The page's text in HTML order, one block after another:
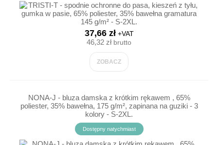
37,66 zł+VAT
46,32 złbrutto
ZOBACZ
NONA-J - bluza damska z krótkim rękawem , 65%
poliester, 35% bawełna, 175 g/m², zapinana na guziki - 3
kolory - S-2XL.
Dostępny natychmiast